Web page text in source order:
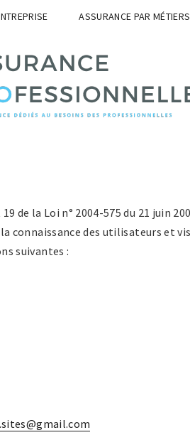
ASSURANCE PAR MÉTIERS
la Loi n° 2004-575 du 21 juin
connaissance des utilisateurs et
suivantes :